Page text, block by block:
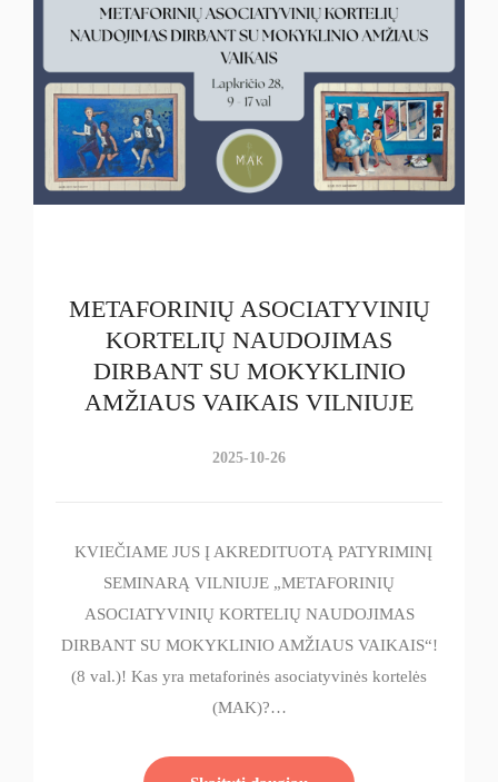
METAFORINIŲ ASOCIATYVINIŲ
KORTELIŲ NAUDOJIMAS
DIRBANT SU MOKYKLINIO
AMŽIAUS VAIKAIS VILNIUJE
2025-10-26
KVIEČIAME JUS Į AKREDITUOTĄ PATYRIMINĮ
SEMINARĄ VILNIUJE „METAFORINIŲ
ASOCIATYVINIŲ KORTELIŲ NAUDOJIMAS
DIRBANT SU MOKYKLINIO AMŽIAUS VAIKAIS“!
(8 val.)! Kas yra metaforinės asociatyvinės kortelės
(MAK)?…